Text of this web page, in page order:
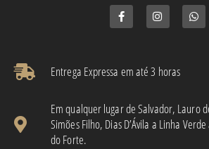
Entrega Expressa em até 3 horas​
Em qualquer lugar de Salvador, Lauro
Simões Filho, Dias D’Ávila a Linha
do Forte.